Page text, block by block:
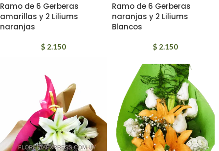
Ramo de 6 Gerberas
amarillas y 2 Liliums
naranjas
$ 2.150
Ramo de 6 Gerberas
naranjas y 2 Liliums
Blancos
$ 2.150